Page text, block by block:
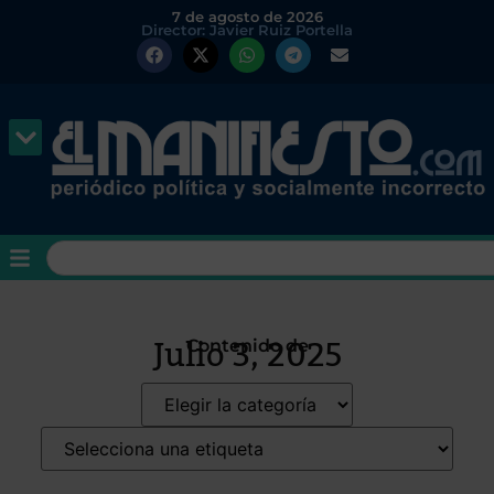
7 de agosto de 2026
Director: Javier Ruiz Portella
Contenido de
Julio 3, 2025